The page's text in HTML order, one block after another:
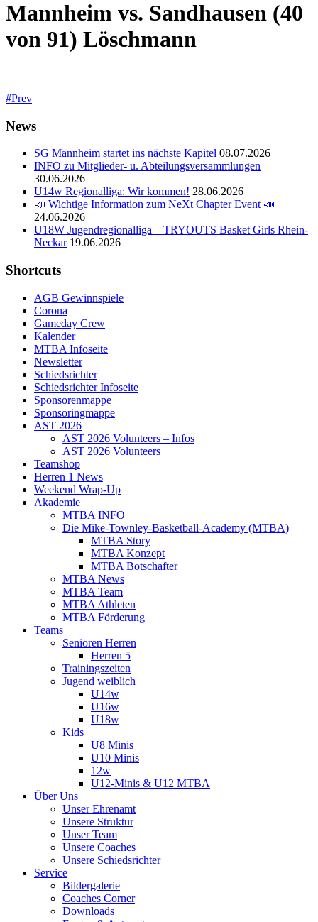
Mannheim vs. Sandhausen (40
von 91) Löschmann
Prev
News
SG Mannheim startet ins nächste Kapitel 08.07.2026
INFO zu Mitglieder- u. Abteilungsversammlungen
30.06.2026
U14w Regionalliga: Wir kommen! 28.06.2026
📣 Wichtige Information zum NeXt Chapter Event 📣
24.06.2026
U18W Jugendregionalliga – TRYOUTS Basket Girls Rhein-
Neckar 19.06.2026
Shortcuts
AGB Gewinnspiele
Corona
Gameday Crew
Kalender
MTBA Infoseite
Newsletter
Schiedsrichter
Schiedsrichter Infoseite
Sponsorenmappe
Sponsoringmappe
AST 2026
AST 2026 Volunteers – Infos
AST 2026 Volunteers
Teamshop
Herren 1 News
Weekend Wrap-Up
Akademie
MTBA INFO
Die Mike-Townley-Basketball-Academy (MTBA)
MTBA Story
MTBA Konzept
MTBA Botschafter
MTBA News
MTBA Team
MTBA Athleten
MTBA Förderung
Teams
Senioren Herren
Herren 5
Trainingszeiten
Jugend weiblich
U14w
U16w
U18w
Kids
U8 Minis
U10 Minis
12w
U12-Minis & U12 MTBA
Über Uns
Unser Ehrenamt
Unsere Struktur
Unser Team
Unsere Coaches
Unsere Schiedsrichter
Service
Bildergalerie
Coaches Corner
Downloads